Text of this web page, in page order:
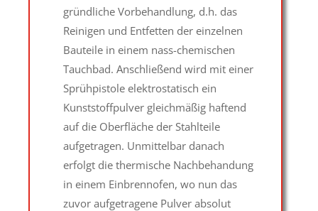
gründliche Vorbehandlung, d.h. das
Reinigen und Entfetten der einzelnen
Bauteile in einem nass-chemischen
Tauchbad. Anschließend wird mit einer
Sprühpistole elektrostatisch ein
Kunststoffpulver gleichmäßig haftend
auf die Oberfläche der Stahlteile
aufgetragen. Unmittelbar danach
erfolgt die thermische Nachbehandung
in einem Einbrennofen, wo nun das
zuvor aufgetragene Pulver absolut